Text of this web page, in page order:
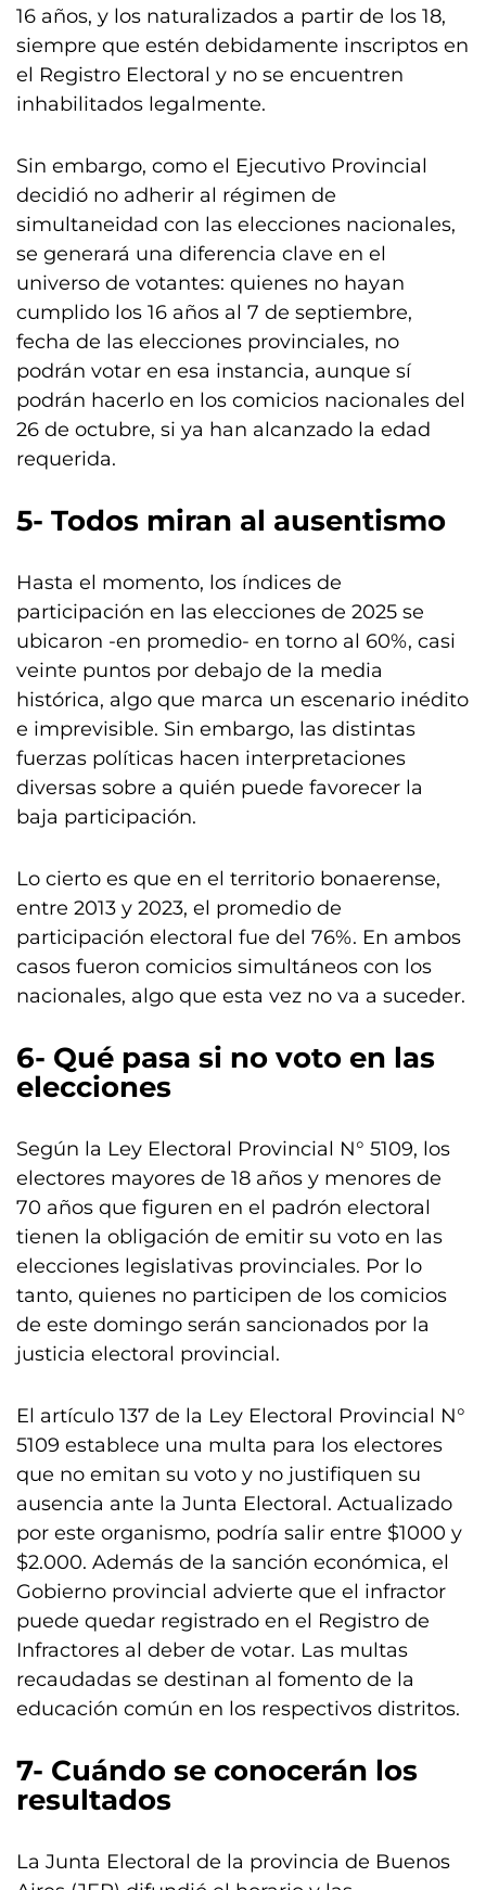
16 años, y los naturalizados a partir de los 18,
siempre que estén debidamente inscriptos en
el Registro Electoral y no se encuentren
inhabilitados legalmente.
Sin embargo, como el Ejecutivo Provincial
decidió no adherir al régimen de
simultaneidad con las elecciones nacionales,
se generará una diferencia clave en el
universo de votantes: quienes no hayan
cumplido los 16 años al 7 de septiembre,
fecha de las elecciones provinciales, no
podrán votar en esa instancia, aunque sí
podrán hacerlo en los comicios nacionales del
26 de octubre, si ya han alcanzado la edad
requerida.
5- Todos miran al ausentismo
Hasta el momento, los índices de
participación en las elecciones de 2025 se
ubicaron -en promedio- en torno al 60%, casi
veinte puntos por debajo de la media
histórica, algo que marca un escenario inédito
e imprevisible. Sin embargo, las distintas
fuerzas políticas hacen interpretaciones
diversas sobre a quién puede favorecer la
baja participación.
Lo cierto es que en el territorio bonaerense,
entre 2013 y 2023, el promedio de
participación electoral fue del 76%. En ambos
casos fueron comicios simultáneos con los
nacionales, algo que esta vez no va a suceder.
6- Qué pasa si no voto en las
elecciones
Según la Ley Electoral Provincial N° 5109, los
electores mayores de 18 años y menores de
70 años que figuren en el padrón electoral
tienen la obligación de emitir su voto en las
elecciones legislativas provinciales. Por lo
tanto, quienes no participen de los comicios
de este domingo serán sancionados por la
justicia electoral provincial.
El artículo 137 de la Ley Electoral Provincial N°
5109 establece una multa para los electores
que no emitan su voto y no justifiquen su
ausencia ante la Junta Electoral. Actualizado
por este organismo, podría salir entre $1000 y
$2.000. Además de la sanción económica, el
Gobierno provincial advierte que el infractor
puede quedar registrado en el Registro de
Infractores al deber de votar. Las multas
recaudadas se destinan al fomento de la
educación común en los respectivos distritos.
7- Cuándo se conocerán los
resultados
La Junta Electoral de la provincia de Buenos